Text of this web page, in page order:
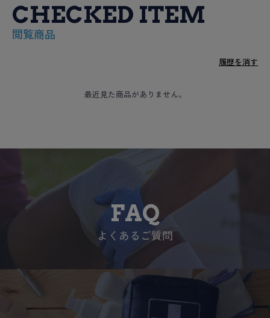
CHECKED ITEM
閲覧商品
履歴を消す
最近見た商品がありません。
FAQ
よくあるご質問